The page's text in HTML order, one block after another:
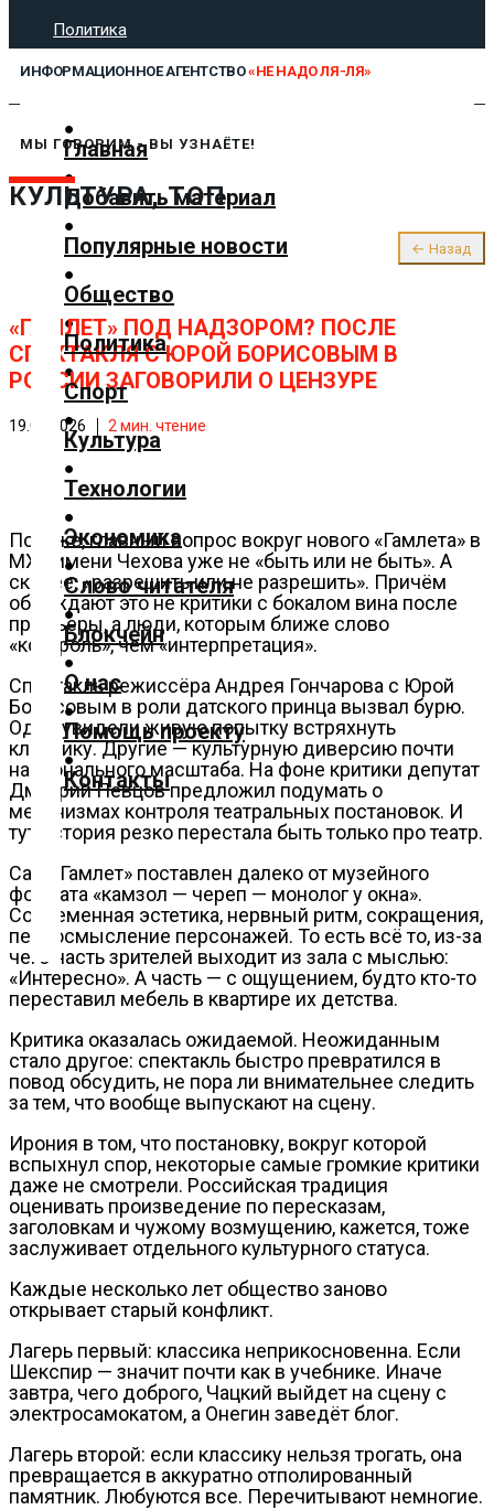
Политика
Технологии
Предложить новость
О нас
✕
Главная
Добавить
материал
Популярные
новости
Общество
Спорт
Культура
Технологии
Экономика
Слово
читателя
Блокчейн
О
нас
Помощь
Контакты
ИНФОРМАЦИОННОЕ АГЕНТСТВО«НЕ НАДО ЛЯ-ЛЯ»
Главная
Добавить материал
Популярные новости
Общество
Политика
Спорт
Культура
Технологии
Экономика
Слово читателя
Блокчейн
О нас
Помощь проекту
Контакты
МЫ ГОВОРИМ - ВЫ УЗНАЁТЕ!
КУЛЬТУРА, ТОП
← Назад
«ГАМЛЕТ» ПОД НАДЗОРОМ? ПОСЛЕ
СПЕКТАКЛЯ С ЮРОЙ БОРИСОВЫМ В
РОССИИ ЗАГОВОРИЛИ О ЦЕНЗУРЕ
19.05.2026 2 мин. чтение
Похоже, главный вопрос вокруг нового «Гамлета» в
МХТ имени Чехова уже не «быть или не быть». А
скорее: «разрешить или не разрешить». Причём
обсуждают это не критики с бокалом вина после
премьеры, а люди, которым ближе слово
«контроль», чем «интерпретация».
Спектакль режиссёра Андрея Гончарова с Юрой
Борисовым в роли датского принца вызвал бурю.
Одни увидели живую попытку встряхнуть
классику. Другие — культурную диверсию почти
национального масштаба. На фоне критики депутат
Дмитрий Певцов предложил подумать о
механизмах контроля театральных постановок. И
тут история резко перестала быть только про театр.
Сам «Гамлет» поставлен далеко от музейного
формата «камзол — череп — монолог у окна».
Современная эстетика, нервный ритм, сокращения,
переосмысление персонажей. То есть всё то, из-за
чего часть зрителей выходит из зала с мыслью:
«Интересно». А часть — с ощущением, будто кто-то
переставил мебель в квартире их детства.
Критика оказалась ожидаемой. Неожиданным
стало другое: спектакль быстро превратился в
повод обсудить, не пора ли внимательнее следить
за тем, что вообще выпускают на сцену.
Ирония в том, что постановку, вокруг которой
вспыхнул спор, некоторые самые громкие критики
даже не смотрели. Российская традиция
оценивать произведение по пересказам,
заголовкам и чужому возмущению, кажется, тоже
заслуживает отдельного культурного статуса.
Каждые несколько лет общество заново
открывает старый конфликт.
Лагерь первый: классика неприкосновенна. Если
Шекспир — значит почти как в учебнике. Иначе
завтра, чего доброго, Чацкий выйдет на сцену с
электросамокатом, а Онегин заведёт блог.
Лагерь второй: если классику нельзя трогать, она
превращается в аккуратно отполированный
памятник. Любуются все. Перечитывают немногие.